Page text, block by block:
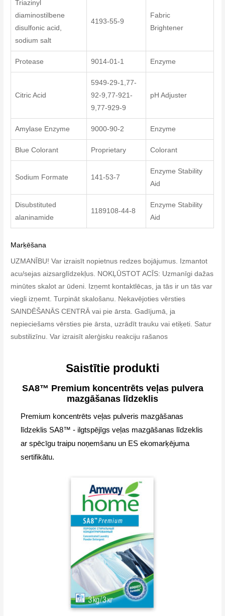
Triazinyl
diaminostilbene
disulfonic acid,
sodium salt
4193-55-9
Fabric
Brightener
Protease 9014-01-1 Enzyme
Citric Acid
5949-29-1,77-
92-9,77-921-
9,77-929-9
pH Adjuster
Amylase Enzyme 9000-90-2 Enzyme
Blue Colorant Proprietary Colorant
Sodium Formate 141-53-7
Enzyme Stability
Aid
Disubstituted
alaninamide
1189108-44-8
Enzyme Stability
Aid
Marķēšana
UZMANĪBU! Var izraisīt nopietnus redzes bojājumus. Izmantot
acu/sejas aizsarglīdzekļus. NOKĻŪSTOT ACĪS: Uzmanīgi dažas
minūtes skalot ar ūdeni. Izņemt kontaktlēcas, ja tās ir un tās var
viegli izņemt. Turpināt skalošanu. Nekavējoties vērsties
SAINDĒŠANĀS CENTRĀ vai pie ārsta. Gadījumā, ja
nepieciešams vērsties pie ārsta, uzrādīt trauku vai etiķeti. Satur
substilizīnu. Var izraisīt alerģisku reakciju rašanos
Saistītie produkti
SA8™ Premium koncentrēts veļas pulvera
mazgāšanas līdzeklis
Premium koncentrēts veļas pulveris mazgāšanas
līdzeklis SA8™ - ilgtspējīgs veļas mazgāšanas līdzeklis
ar spēcīgu traipu noņemšanu un ES ekomarķējuma
sertifikātu.